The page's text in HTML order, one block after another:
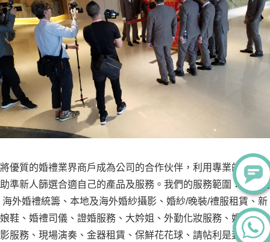
將優質的婚禮業界商戶成為公司的合作伙伴，利用專業的知識協
助準新人篩選合適自己的產品及服務。我們的服務範圍：本地及
海外婚禮統籌、本地及海外婚紗攝影、婚紗/晚裝/禮服租賃、新
娘鞋、婚禮司儀、證婚服務、大妗姐、外勤化妝服務、婚禮攝錄
影服務、現場演奏、金器租賃、保鮮花花球、請帖利是封、回禮